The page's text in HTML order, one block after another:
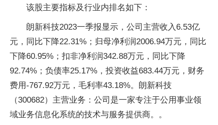
该股主要指标及行业内排名如下：
朗新科技2023一季报显示，公司主营收入6.53亿
元，同比下降22.31%；归母净利润2006.94万元，同比
下降60.95%；扣非净利润342.88万元，同比下降
92.74%；负债率25.17%，投资收益683.44万元，财务
费用-767.92万元，毛利率43.18%。朗新科技
（300682）主营业务：公司是一家专注于公用事业领
域业务信息化系统的技术与服务提供商。。